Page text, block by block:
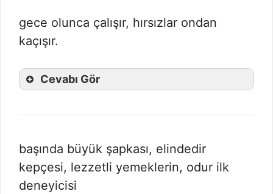
gece olunca çalışır, hırsızlar ondan
kaçışır.
Cevabı Gör
başında büyük şapkası, elindedir
kepçesi, lezzetli yemeklerin, odur ilk
deneyicisi